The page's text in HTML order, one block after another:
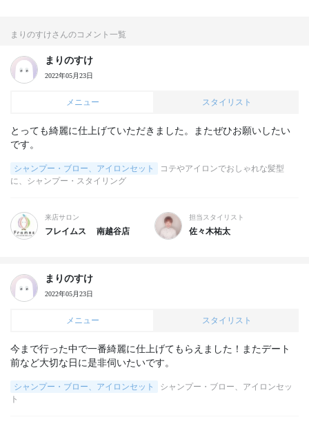
まりのすけさんのコメント一覧
まりのすけ
2022年05月23日
メニュー スタイリスト
とっても綺麗に仕上げていただきました。またぜひお願いしたい
です。
シャンプー・ブロー、アイロンセット
コテやアイロンでおしゃれな髪型
に、シャンプー・スタイリング
来店サロン
フレイムス 南越谷店
担当スタイリスト
佐々木祐太
まりのすけ
2022年05月23日
メニュー スタイリスト
今まで行った中で一番綺麗に仕上げてもらえました！またデート
前など大切な日に是非伺いたいです。
シャンプー・ブロー、アイロンセット
シャンプー・ブロー、アイロンセッ
ト